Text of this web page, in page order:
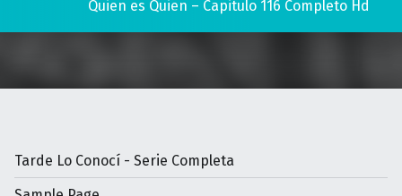
Quien es Quien – Capitulo 116 Completo Hd
Tarde Lo Conocí - Serie Completa